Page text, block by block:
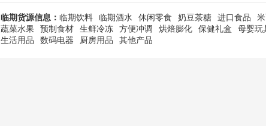
临期货源信息： 临期饮料 临期酒水 休闲零食 奶豆茶糖 进口食品
蔬菜水果 预制食材 生鲜冷冻 方便冲调 烘焙膨化 保健礼盒 母婴玩
生活用品
数码电器 厨房用品 其他产品